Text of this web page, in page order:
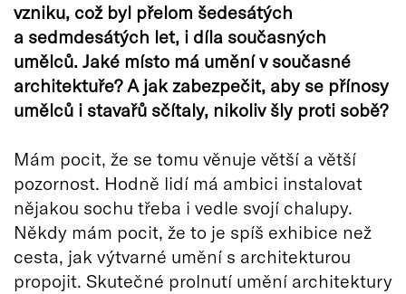
vzniku, což byl přelom šedesátých
a sedmdesátých let, i díla současných
umělců. Jaké místo má umění v současné
architektuře? A jak zabezpečit, aby se přínosy
umělců i stavařů sčítaly, nikoliv šly proti sobě?
Mám pocit, že se tomu věnuje větší a větší
pozornost. Hodně lidí má ambici instalovat
nějakou sochu třeba i vedle svojí chalupy.
Někdy mám pocit, že to je spíš exhibice než
cesta, jak výtvarné umění s architekturou
propojit. Skutečné prolnutí umění architektury